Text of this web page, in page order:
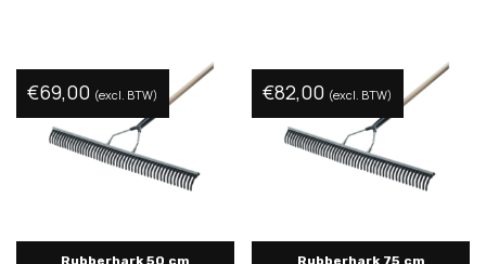
Rubberhark 50 cm
€69,00 (excl. BTW)
Rubberhark 75 cm
€82,00 (excl. BTW)